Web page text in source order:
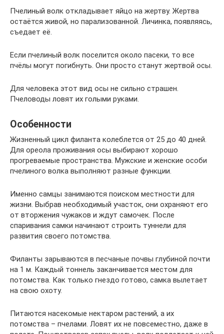
Пчелиный волк откладывает яйцо на жертву. Жертва
остаётся живой, но парализованной. Личинка, появляясь,
съедает её.
Если пчелиный волк поселится около пасеки, то все
пчёлы могут погибнуть. Они просто станут жертвой осы.
Для человека этот вид осы не сильно страшен.
Пчеловоды ловят их голыми руками.
Особенности
Жизненный цикл филанта колеблется от 25 до 40 дней.
Для ореола проживания осы выбирают хорошо
прогреваемые пространства. Мужские и женские особи
пчелиного волка выполняют разные функции.
Именно самцы занимаются поиском местности для
жизни. Выбрав необходимый участок, они охраняют его
от вторжения чужаков и ждут самочек. После
спаривания самки начинают строить туннели для
развития своего потомства.
Филанты зарываются в песчаные почвы глубиной почти
на 1 м. Каждый тоннель заканчивается местом для
потомства. Как только гнездо готово, самка вылетает
на свою охоту.
Питаются насекомые нектаром растений, а их
потомства – пчелами. Ловят их не повсеместно, даже в